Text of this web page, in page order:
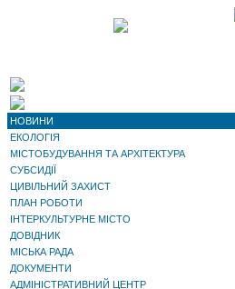
НОВИНИ
ЕКОЛОГІЯ
МІСТОБУДУВАННЯ ТА АРХІТЕКТУРА
СУБСИДІЇ
ЦИВІЛЬНИЙ ЗАХИСТ
ПЛАН РОБОТИ
ІНТЕРКУЛЬТУРНЕ МІСТО
ДОВІДНИК
МІСЬКА РАДА
ДОКУМЕНТИ
АДМІНІСТРАТИВНИЙ ЦЕНТР